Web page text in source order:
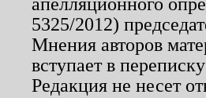
5325/2012)
Мнения авторов
вступает в
Редакция не несет